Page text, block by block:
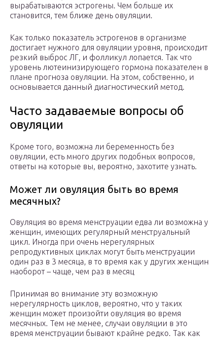
вырабатываются эстрогены. Чем больше их
становится, тем ближе день овуляции.
Как только показатель эстрогенов в организме
достигает нужного для овуляции уровня, происходит
резкий выброс ЛГ, и фолликул лопается. Так что
уровень лютеинизирующего гормона показателен в
плане прогноза овуляции. На этом, собственно, и
основывается данный диагностический метод.
Часто задаваемые вопросы об
овуляции
Кроме того, возможна ли беременность без
овуляции, есть много других подобных вопросов,
ответы на которые вы, вероятно, захотите узнать.
Может ли овуляция быть во время
месячных?
Овуляция во время менструации едва ли возможна у
женщин, имеющих регулярный менструальный
цикл. Иногда при очень нерегулярных
репродуктивных циклах могут быть менструации
один раз в 3 месяца, в то время как у других женщин
наоборот – чаще, чем раз в месяц
Принимая во внимание эту возможную
нерегулярность циклов, вероятно, что у таких
женщин может произойти овуляция во время
месячных. Тем не менее, случаи овуляции в это
время менструации бывают крайне редко. Так как